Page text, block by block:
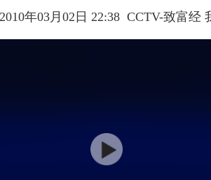
2010年03月02日 22:38 CCTV-致富经